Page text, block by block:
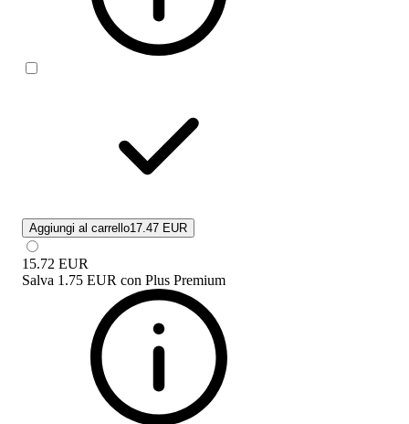
Aggiungi al carrello17.47 EUR
15.72 EUR
Salva 1.75 EUR con Plus Premium